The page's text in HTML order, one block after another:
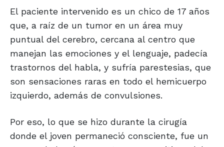
El paciente intervenido es un chico de 17 años
que, a raíz de un tumor en un área muy
puntual del cerebro, cercana al centro que
manejan las emociones y el lenguaje, padecía
trastornos del habla, y sufría parestesias, que
son sensaciones raras en todo el hemicuerpo
izquierdo, además de convulsiones.
Por eso, lo que se hizo durante la cirugía
donde el joven permaneció consciente, fue un